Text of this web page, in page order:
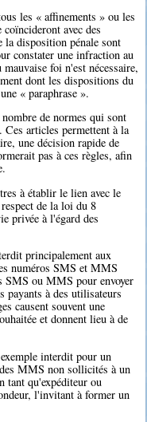
les « affinements » ou les
avec des
la disposition pénale sont
constater une infraction au
foi n'est nécessaire,
dont les dispositions du
« paraphrase ».
de normes qui sont
Ces articles permettent à la
une décision rapide de
pas à ces règles, afin
à établir le lien avec le
de la loi du 8
privée à l'égard des
principalement aux
numéros SMS et MMS
SMS ou MMS pour envoyer
payants à des utilisateurs
causent souvent une
et donnent lieu à de
interdit pour un
MMS non sollicités à un
tant qu'expéditeur ou
l'invitant à former un